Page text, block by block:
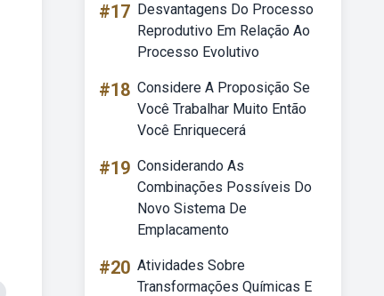
#17 Desvantagens Do Processo
Reprodutivo Em Relação Ao
Processo Evolutivo
#18 Considere A Proposição Se
Você Trabalhar Muito Então
Você Enriquecerá
#19 Considerando As
Combinações Possíveis Do
Novo Sistema De
Emplacamento
#20 Atividades Sobre
Transformações Químicas E